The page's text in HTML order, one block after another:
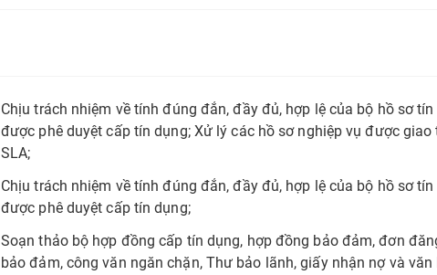
Chịu trách nhiệm về tính đúng đắn, đầy đủ, hợp lệ của bộ hồ sơ
được phê duyệt cấp tín dụng; Xử lý các hồ sơ nghiệp vụ được giao
SLA;
Chịu trách nhiệm về tính đúng đắn, đầy đủ, hợp lệ của bộ hồ sơ
được phê duyệt cấp tín dụng;
Soạn thảo bộ hợp đồng cấp tín dụng, hợp đồng bảo đảm, đơn
bảo đảm, công văn ngăn chặn, Thư bảo lãnh, giấy nhận nợ và văn